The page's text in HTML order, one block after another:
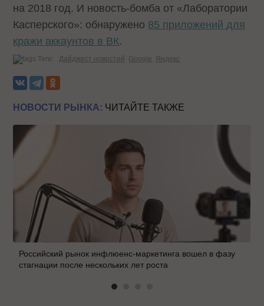
на 2018 год. И новость-бомба от «Лаборатории
Касперского»: обнаружено 85 приложений для
кражи аккаунтов в ВК.
Теги: Дайджест новостей Google Яндекс
НОВОСТИ РЫНКА: ЧИТАЙТЕ ТАКЖЕ
Российский рынок инфлюенс-маркетинга вошел в фазу
стагнации после нескольких лет роста